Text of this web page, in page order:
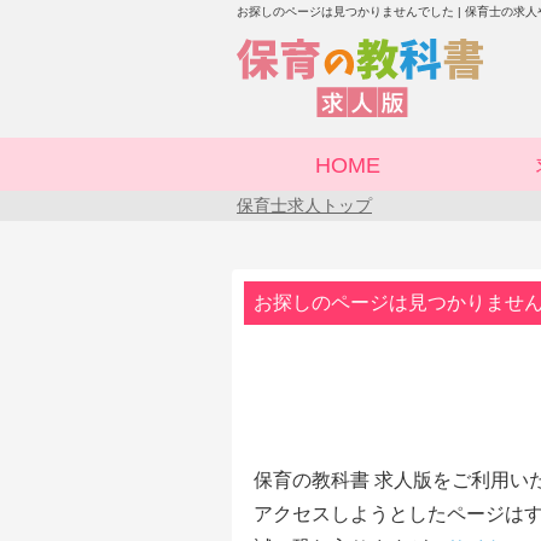
お探しのページは見つかりませんでした | 保育士の求
HOME
保育士求人トップ
お探しのページは見つかりませ
保育の教科書 求人版をご利用い
アクセスしようとしたページは